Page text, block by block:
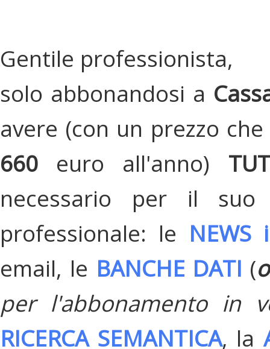
Gentile professionista,
solo abbonandosi a
avere (con un prezzo
660 euro all'anno)
necessario per il suo
professionale: le
email, le BANCHE DATI (
per l'abbonamento in
RICERCA SEMANTICA, la